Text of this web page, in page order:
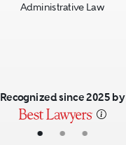
• • •
Administrative Law
Recognized since 2025 by